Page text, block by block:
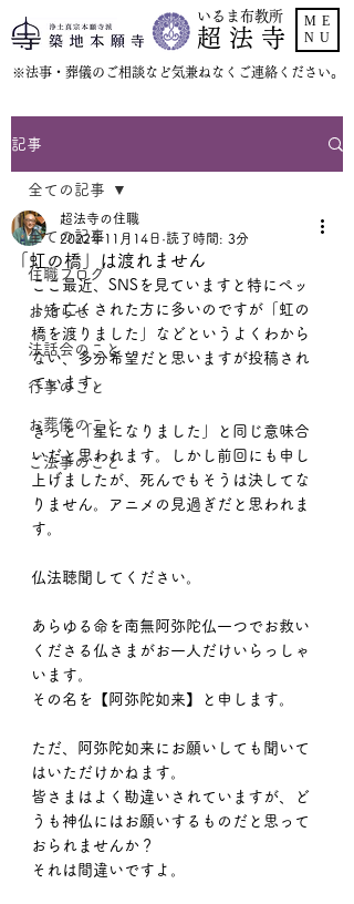
いるま布教所
超 法 寺
​※法事・葬儀のご相談など気兼ねなくご連絡ください。
ME
NU
記事
全ての記事
住職ブログ
お知らせ
法話会のこと
行事のこと
お葬儀のこと
ご法事のこと
全ての記事
「虹の橋」は渡れません
超法寺の住職
2022年11月14日 読了時間: 3分
ここ最近、SNSを見ていますと特にペッ
トを亡くされた方に多いのですが「虹の
橋を渡りました」などというよくわから
ない、多分希望だと思いますが投稿され
ています。
きっと「星になりました」と同じ意味合
いだと思われます。しかし前回にも申し
上げましたが、死んでもそうは決してな
りません。アニメの見過ぎだと思われま
す。
仏法聴聞してください。
あらゆる命を南無阿弥陀仏一つでお救い
くださる仏さまがお一人だけいらっしゃ
います。
その名を【阿弥陀如来】と申します。
ただ、阿弥陀如来にお願いしても聞いて
はいただけかねます。
皆さまはよく勘違いされていますが、ど
うも神仏にはお願いするものだと思って
おられませんか？
それは間違いですよ。